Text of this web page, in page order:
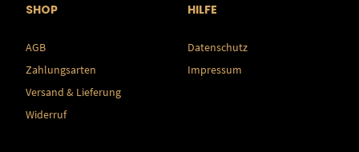
SHOP
AGB
Zahlungsarten
Versand & Lieferung
Widerruf
HILFE
Datenschutz
Impressum